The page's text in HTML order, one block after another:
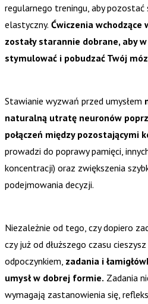
regularnego treningu, aby pozostać
elastyczny. Ćwiczenia wchodzące
zostały starannie dobrane, aby
stymulować i pobudzać Twój
Stawianie wyzwań przed umysłem
naturalną utratę neuronów
połączeń między pozostającymi
prowadzi do poprawy pamięci,
koncentracji) oraz zwiększenia
podejmowania decyzji.
Niezależnie od tego, czy dopiero
czy już od dłuższego czasu
odpoczynkiem, zadania i
umysł w dobrej formie. Zadania
wymagają zastanowienia się,